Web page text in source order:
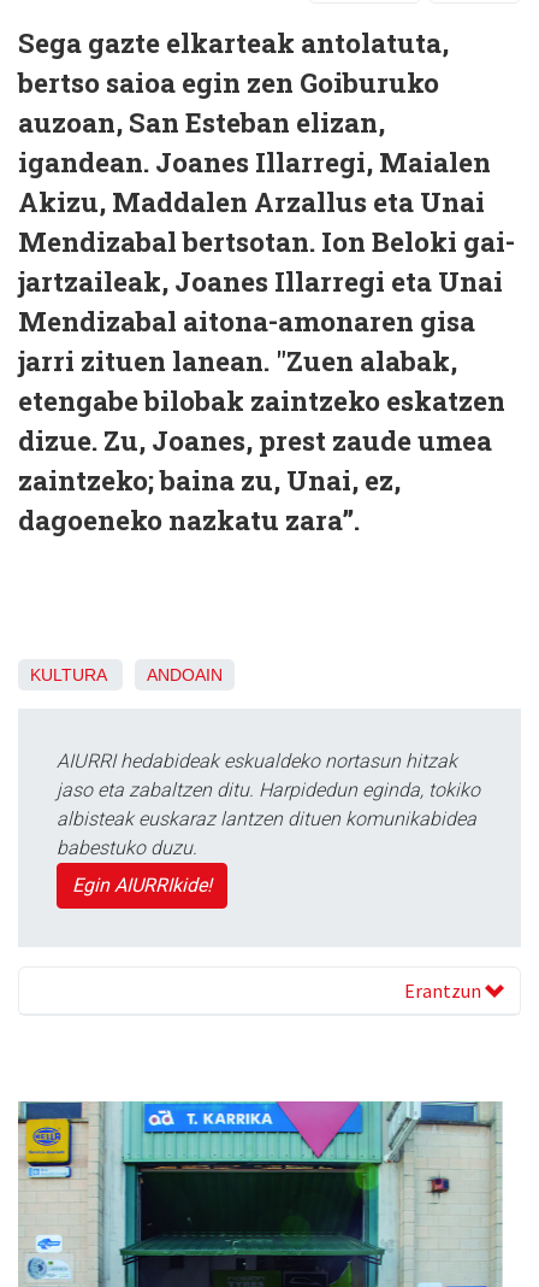
Sega gazte elkarteak antolatuta,
bertso saioa egin zen Goiburuko
auzoan, San Esteban elizan,
igandean. Joanes Illarregi, Maialen
Akizu, Maddalen Arzallus eta Unai
Mendizabal bertsotan. Ion Beloki gai-
jartzaileak, Joanes Illarregi eta Unai
Mendizabal aitona-amonaren gisa
jarri zituen lanean. "Zuen alabak,
etengabe bilobak zaintzeko eskatzen
dizue. Zu, Joanes, prest zaude umea
zaintzeko; baina zu, Unai, ez,
dagoeneko nazkatu zara”.
KULTURA ANDOAIN
AIURRI hedabideak eskualdeko nortasun hitzak
jaso eta zabaltzen ditu. Harpidedun eginda, tokiko
albisteak euskaraz lantzen dituen komunikabidea
babestuko duzu.
Egin AIURRIkide!
Erantzun